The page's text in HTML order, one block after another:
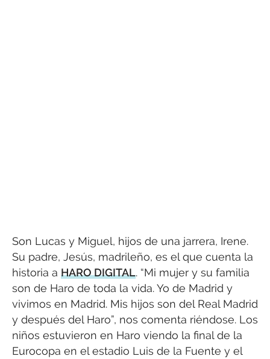
Son Lucas y Miguel, hijos de una jarrera, Irene.
Su padre, Jesús, madrileño, es el que cuenta la
historia a HARO DIGITAL. “Mi mujer y su familia
son de Haro de toda la vida. Yo de Madrid y
vivimos en Madrid. Mis hijos son del Real Madrid
y después del Haro”, nos comenta riéndose. Los
niños estuvieron en Haro viendo la final de la
Eurocopa en el estadio Luis de la Fuente y el